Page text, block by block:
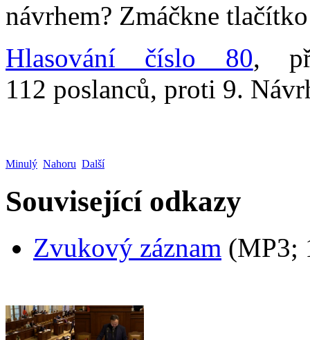
návrhem? Zmáčkne
Hlasování číslo 80,
112 poslanců, proti 9.
Minulý Nahoru Další
Související odkazy
Zvukový záznam (MP3;